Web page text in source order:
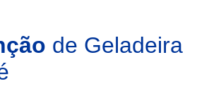
de Geladeira